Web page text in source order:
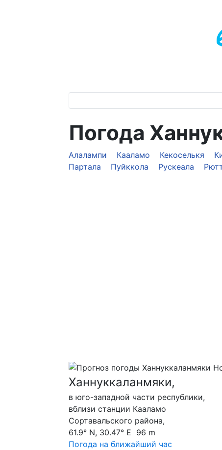
Погода
Алалампи Кааламо Кекоселькя
Партала
Пуйккола Рускеала
Ханнуккаланмяки,
в юго-западной части республики,
вблизи станции Кааламо
Сортавальского района,
61.9° N, 30.47° E 96 m
Погода на ближайший час